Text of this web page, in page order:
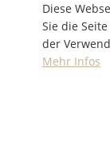
Diese
Sie die
der
Mehr Infos